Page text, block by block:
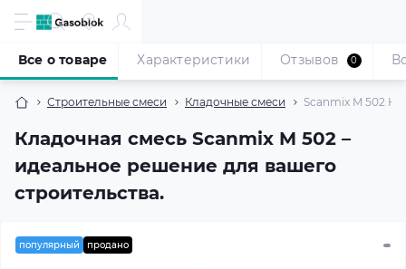
Строительные смеси Кладочные смеси Scanmix M 502
Кладочная смесь Scanmix M 502 –
идеальное решение для вашего
строительства.
Все о товаре Характеристики Отзывов 0
популярный продано